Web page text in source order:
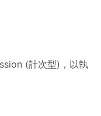
(計次型)，以執